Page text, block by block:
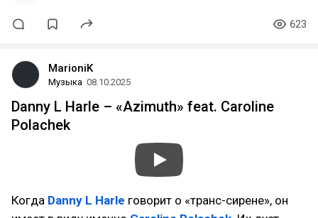
623
MarioniK
Музыка 08.10.2025
Danny L Harle – «Azimuth» feat. Caroline
Polachek
Когда Danny L Harle говорит о «транс-сирене», он